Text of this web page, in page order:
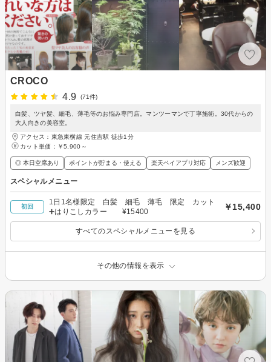
CROCO
4.9
(71件)
白髪、ツヤ髪、細毛、薄毛等のお悩み専門店。マンツーマンで丁寧施術。30代からの
大人向きの美容室。
アクセス：東急東横線 元住吉駅 徒歩1分
カット単価： ￥5,900～
◎ 本日空席あり ポイントが貯まる・使える 楽天ペイアプリ対応 メンズ歓迎
スペシャルメニュー
初回
1日1名様限定 白髪 細毛 薄毛 限定 カット
➕はりこしカラー ¥15400
￥15,400
すべてのスペシャルメニューを見る
その他の情報を表示